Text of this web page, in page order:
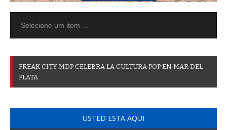
FREAK CITY MDP CELEBRA LA CULTURA POP EN MAR DEL
PLATA
USTED ESTA AQUI